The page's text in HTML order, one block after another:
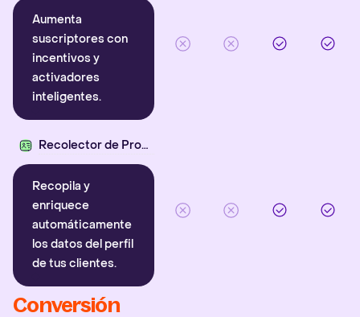
Aumenta
suscriptores con
incentivos y
activadores
inteligentes.
Recolector de Propiedades
Recopila y
enriquece
automáticamente
los datos del perfil
de tus clientes.
Conversión